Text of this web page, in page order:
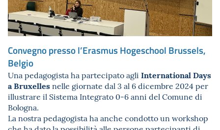
Convegno presso l’Erasmus Hogeschool Brussels,
Belgio
Una pedagogista ha partecipato agli International Days
a Bruxellesnelle giornate dal 3 al 6 dicembre 2024 per
illustrare il Sistema Integrato 0-6 anni del Comune di
Bologna.
La nostra pedagogista ha anche condotto un workshop